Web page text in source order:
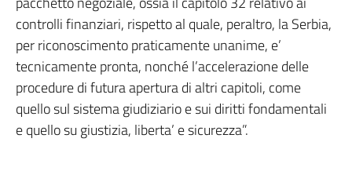
controlli finanziari, rispetto al quale, peraltro, la Serbia,
per riconoscimento praticamente unanime, e’
tecnicamente pronta, nonché l’accelerazione delle
procedure di futura apertura di altri capitoli, come
quello sul sistema giudiziario e sui diritti fondamentali
e quello su giustizia, liberta’ e sicurezza”.